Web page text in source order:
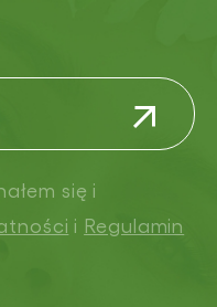
się i
i Regulamin